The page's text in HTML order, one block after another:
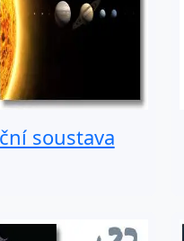
soustava